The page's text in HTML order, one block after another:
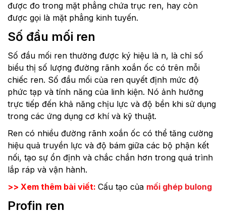
được đo trong mặt phẳng chứa trục ren, hay còn
được gọi là mặt phẳng kinh tuyến.
Số đầu mối ren
Số đầu mối ren thường được ký hiệu là n, là chỉ số
biểu thị số lượng đường rãnh xoắn ốc có trên mỗi
chiếc ren. Số đầu mối của ren quyết định mức độ
phức tạp và tính năng của linh kiện. Nó ảnh hưởng
trực tiếp đến khả năng chịu lực và độ bền khi sử dụng
trong các ứng dụng cơ khí và kỹ thuật.
Ren có nhiều đường rãnh xoắn ốc có thể tăng cường
hiệu quả truyền lực và độ bám giữa các bộ phận kết
nối, tạo sự ổn định và chắc chắn hơn trong quá trình
lắp ráp và vận hành.
>> Xem thêm bài viết: Cấu tạo của mối ghép bulong
Profin ren